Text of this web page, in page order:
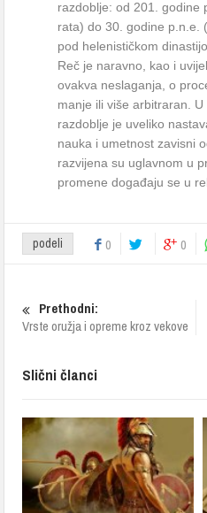
razdoblje: od 201. godine
rata) do 30. godine p.n.e.
pod helenističkom
Reč je naravno, kao i
ovakva neslaganja, o
manje ili više arbitraran.
razdoblje je uveliko
nauka i umetnost zavisni
razvijena su uglavnom u
promene događaju se u
podeli 0 0
Prethodni:
Vrste oružja i opreme kroz vekove
Slični članci